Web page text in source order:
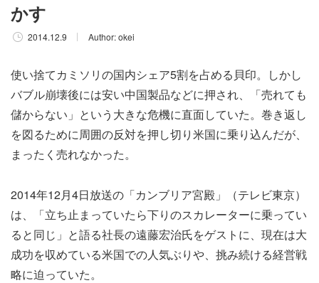
かす
2014.12.9 Author:okei
使い捨てカミソリの国内シェア5割を占める貝印。しかし
バブル崩壊後には安い中国製品などに押され、「売れても
儲からない」という大きな危機に直面していた。巻き返し
を図るために周囲の反対を押し切り米国に乗り込んだが、
まったく売れなかった。
2014年12月4日放送の「カンブリア宮殿」（テレビ東京）
は、「立ち止まっていたら下りのスカレーターに乗ってい
ると同じ」と語る社長の遠藤宏治氏をゲストに、現在は大
成功を収めている米国での人気ぶりや、挑み続ける経営戦
略に迫っていた。